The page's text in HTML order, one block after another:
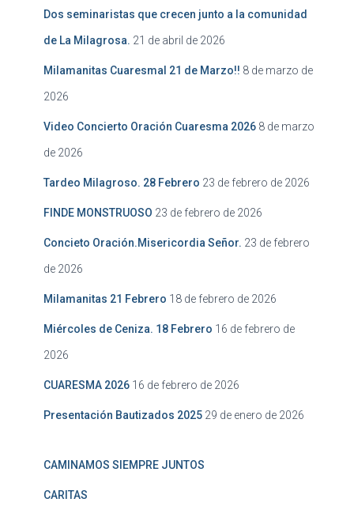
Dos seminaristas que crecen junto a la comunidad
de La Milagrosa. 21 de abril de 2026
Milamanitas Cuaresmal 21 de Marzo!! 8 de marzo de
2026
Video Concierto Oración Cuaresma 2026 8 de marzo
de 2026
Tardeo Milagroso. 28 Febrero 23 de febrero de 2026
FINDE MONSTRUOSO 23 de febrero de 2026
Concieto Oración.Misericordia Señor. 23 de febrero
de 2026
Milamanitas 21 Febrero 18 de febrero de 2026
Miércoles de Ceniza. 18 Febrero 16 de febrero de
2026
CUARESMA 2026 16 de febrero de 2026
Presentación Bautizados 2025 29 de enero de 2026
CAMINAMOS SIEMPRE JUNTOS
CARITAS